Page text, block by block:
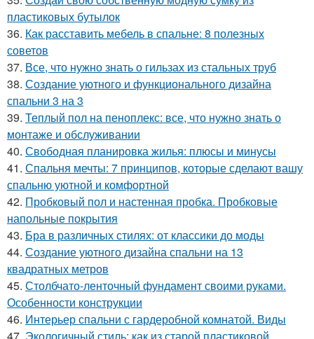
пластиковых бутылок
36. Как расставить мебель в спальне: 8 полезных
советов
37. Все, что нужно знать о гильзах из стальных труб
38. Создание уютного и функционального дизайна
спальни 3 на 3
39. Теплый пол на пеноплекс: все, что нужно знать о
монтаже и обслуживании
40. Свободная планировка жилья: плюсы и минусы
41. Спальня мечты: 7 принципов, которые сделают вашу
спальню уютной и комфортной
42. Пробковый пол и настенная пробка. Пробковые
напольные покрытия
43. Бра в различных стилях: от классики до моды
44. Создание уютного дизайна спальни на 13
квадратных метров
45. Столбчато-ленточный фундамент своими руками.
Особенности конструкции
46. Интерьер спальни с гардеробной комнатой. Виды